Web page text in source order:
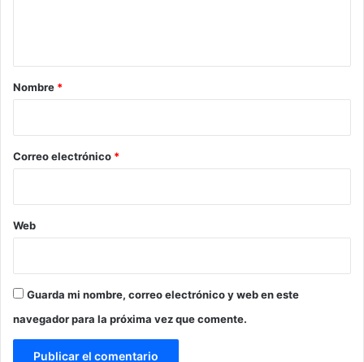
r
*
Nombre *
Correo electrónico *
Web
Guarda mi nombre, correo electrónico y web en este
navegador para la próxima vez que comente.